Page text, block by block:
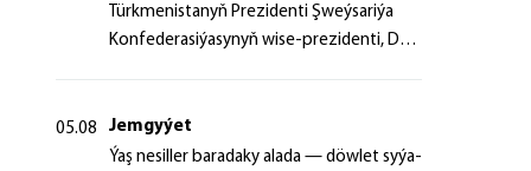
Türk­me­nis­ta­nyň Prezidenti Şweý­sa­ri­ýa
Kon­fe­de­ra­si­ýa­sy­nyň wi­se-prezidenti, Da­
05.08
Jemgyýet
Ýaş ne­sil­ler ba­ra­da­ky ala­da — döw­let sy­ýa­